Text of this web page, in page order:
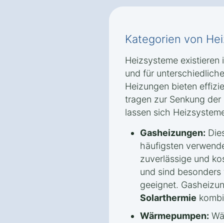
Kategorien von
Heizsysteme
und für
Heizungen bieten
tragen zur Senkung
lassen sich
Gasheizungen:
häufigsten
zuverlässige und
und sind
geeignet.
Solarthermie
Wärmepumpen: